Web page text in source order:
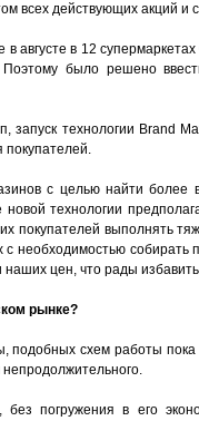
всех действующих акций и
августе в 12
было решено
запуск технологии Brand
покупателей.
с целью найти
технологии
покупателей выполнять
необходимостью
цен, что рады
рынке?
подобных схем работы
без погружения в его